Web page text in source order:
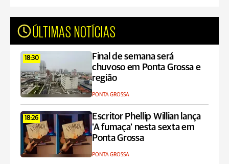
ÚLTIMAS NOTÍCIAS
18:30
Final de semana será
chuvoso em Ponta Grossa e
região
PONTA GROSSA
18:26
Escritor Phellip Willian lança
'A fumaça' nesta sexta em
Ponta Grossa
PONTA GROSSA